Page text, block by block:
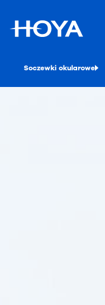
Soczewki okularowe